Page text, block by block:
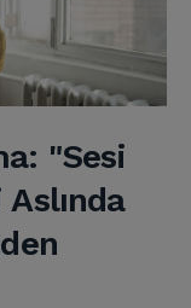
"Sesi